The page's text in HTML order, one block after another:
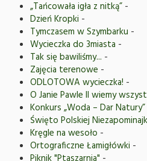
„Tańcowała igła z nitką” -
Dzień Kropki -
Tymczasem w Szymbarku -
Wycieczka do 3miasta -
Tak się bawiliśmy... -
Zajęcia terenowe -
ODLOTOWA wycieczka! -
O Janie Pawle II wiemy
Konkurs „Woda – Dar Natury”
Święto Polskiej
Kręgle na wesoło -
Ortograficzne Łamigłówki -